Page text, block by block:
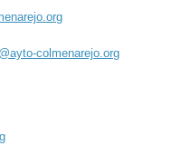
colmenarejo.org